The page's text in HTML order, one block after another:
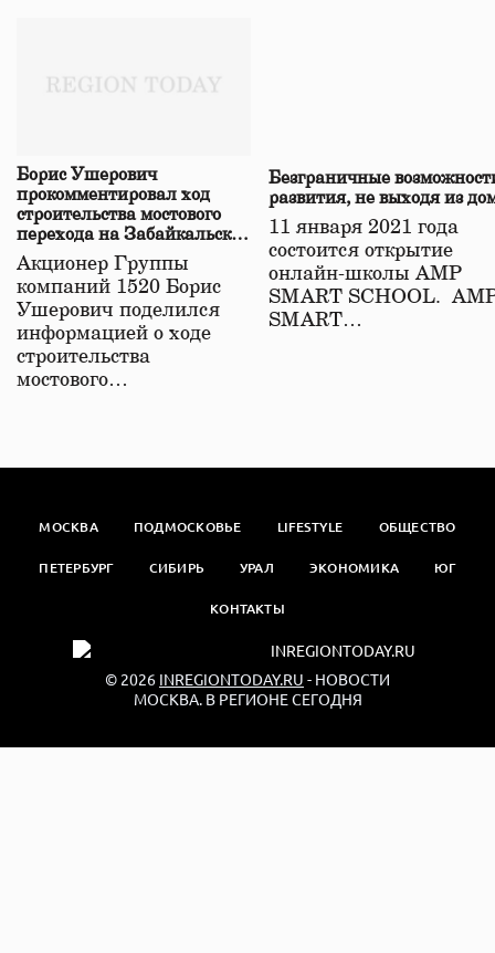
Борис Ушерович
прокомментировал ход
строительства мостового
перехода на Забайкальской
железной дороге
Акционер Группы
компаний 1520 Борис
Ушерович поделился
информацией о ходе
строительства
мостового…
Безграничные
развития, не выходя из
11 января 2021 года
состоится открытие
онлайн-школы АМР
SMART SCHOOL.
SMART…
МОСКВА ПОДМОСКОВЬЕ LIFESTYLE ОБЩЕСТВО
ПЕТЕРБУРГ СИБИРЬ УРАЛ ЭКОНОМИКА ЮГ
КОНТАКТЫ
© 2026 INREGIONTODAY.RU - НОВОСТИ
МОСКВА. В РЕГИОНЕ СЕГОДНЯ